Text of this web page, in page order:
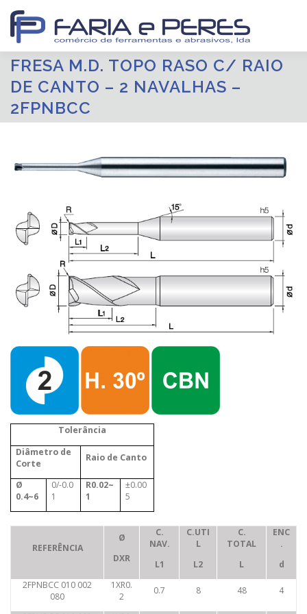
para
conteúdo
FRESA M.D. TOPO RASO C/ RAIO
DE CANTO – 2 NAVALHAS –
2FPNBCC
Tolerância
Diâmetro de
Corte
Raio de Canto
Ø
0.4~6
0/-0.0
1
R0.02~
1
±0.00
5
REFERÊNCIA
Ø
DXR
C.
NAV.
L1
C.UTI
L
L2
C.
TOTAL
L
ENC
.
d
2FPNBCC 010 002
080
1XR0.
2
0.7 8 48 4